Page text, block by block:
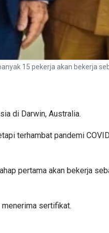
15 pekerja akan bekerja
di Darwin, Australia.
terhambat pandemi
pertama akan bekerja
menerima sertifikat.